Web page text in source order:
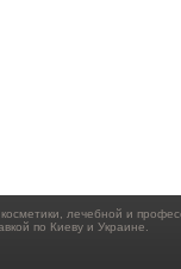
лечебной и
по Киеву и Украине.